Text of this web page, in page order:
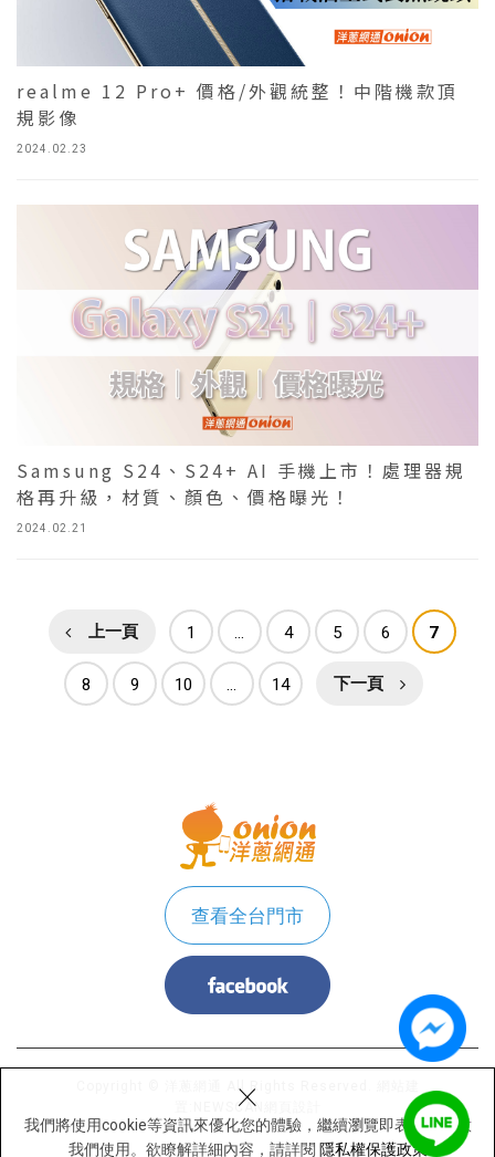
我們將使用cookie等資訊來優化您的體驗，繼續瀏覽即表示您同意
我們使用。欲瞭解詳細內容，請詳閱 隱私權保護政策
×
2024.02.23
realme 12 Pro+ 價格/外觀統整！中階機款頂
規影像
2024.02.21
Samsung S24、S24+ AI 手機上市！處理器規
格再升級，材質、顏色、價格曝光！
上一頁 1 ... 4 5 6 7
8 9 10 ... 14 下一頁
查看全台門市
Copyright © 洋蔥網通 All Rights Reserved.
NEWSCAN網頁設計